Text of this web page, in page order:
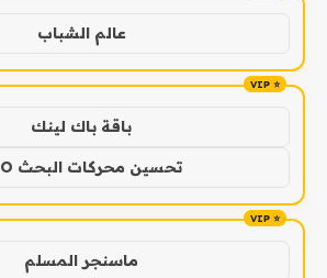
عالم الشباب
باقة باك لينك
تحسين محركات البحث SEO
ماسنجر المسلم